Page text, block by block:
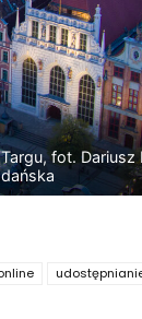
fot. Dariusz